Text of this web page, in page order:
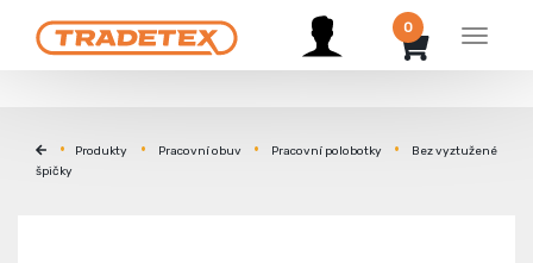
Menu
0
Produkty Pracovní obuv Pracovní polobotky
Bez vyztužené
špičky